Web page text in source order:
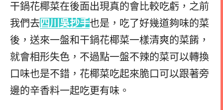
干鍋花椰菜在後面出現真的會比較吃虧，之前
我們去 四川吳抄手也是，吃了好幾道夠味的菜
後，送來一盤和干鍋花椰菜一樣清爽的菜餚，
就會相形失色， 不過點一盤不辣的菜可以轉換
口味也是不錯，花椰菜吃起來脆口可以跟著旁
邊的辛香料一起吃更有味。